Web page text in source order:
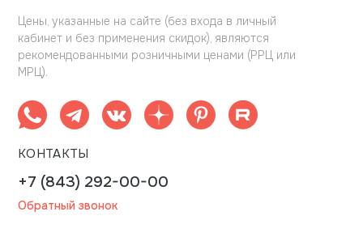
Цены, указанные на сайте (без входа в личный
кабинет и без применения скидок), являются
рекомендованными розничными ценами (РРЦ или
МРЦ).
КОНТАКТЫ
+7 (843) 292-00-00
Обратный звонок